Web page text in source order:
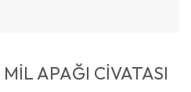
APAĞI CİVATASI